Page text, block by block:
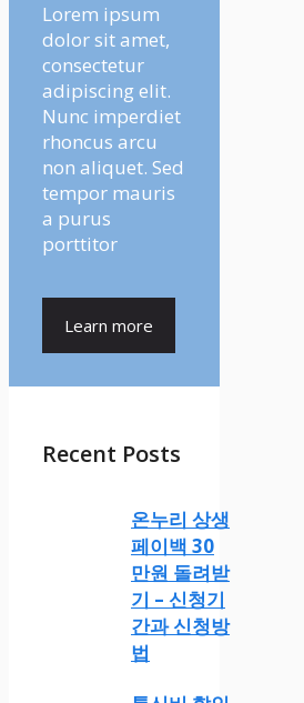
Lorem ipsum
dolor sit amet,
consectetur
adipiscing elit.
Nunc imperdiet
rhoncus arcu
non aliquet. Sed
tempor mauris
a purus
porttitor
Learn more
Recent Posts
온누리 상생
페이백 30
만원 돌려받
기 – 신청기
간과 신청방
법